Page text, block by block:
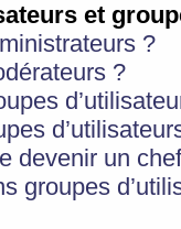
et
?
?
devenir un
groupes